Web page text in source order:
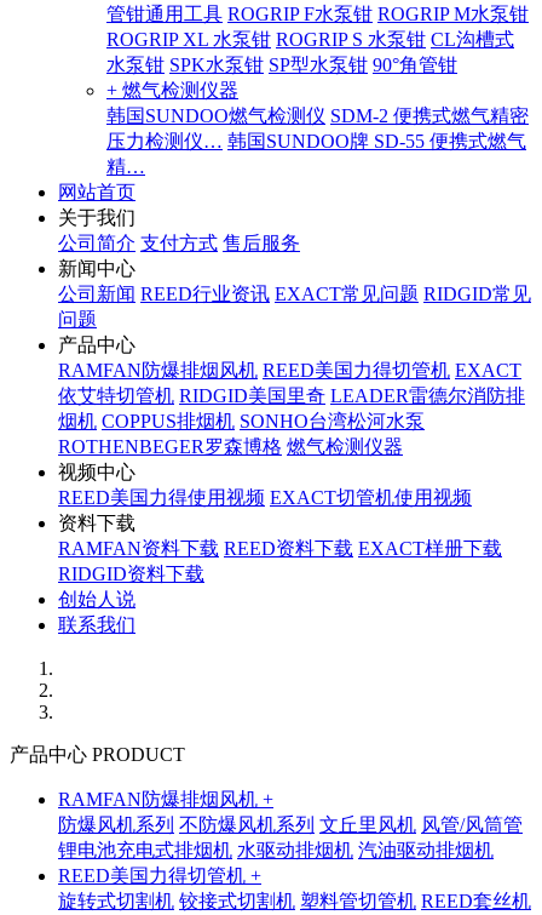
管钳通用工具 ROGRIP F水泵钳 ROGRIP M水泵钳
ROGRIP XL 水泵钳 ROGRIP S 水泵钳 CL沟槽式
水泵钳 SPK水泵钳 SP型水泵钳 90°角管钳
+ 燃气检测仪器
韩国SUNDOO燃气检测仪 SDM-2 便携式燃气精密
压力检测仪… 韩国SUNDOO牌 SD-55 便携式燃气
精…
网站首页
关于我们
公司简介 支付方式 售后服务
新闻中心
公司新闻 REED行业资讯 EXACT常见问题 RIDGID常见
问题
产品中心
RAMFAN防爆排烟风机 REED美国力得切管机 EXACT
依艾特切管机 RIDGID美国里奇 LEADER雷德尔消防排
烟机 COPPUS排烟机 SONHO台湾松河水泵
ROTHENBEGER罗森博格 燃气检测仪器
视频中心
REED美国力得使用视频 EXACT切管机使用视频
资料下载
RAMFAN资料下载 REED资料下载 EXACT样册下载
RIDGID资料下载
创始人说
联系我们
产品中心 PRODUCT
RAMFAN防爆排烟风机 +
防爆风机系列 不防爆风机系列 文丘里风机 风管/风筒管
锂电池充电式排烟机 水驱动排烟机 汽油驱动排烟机
REED美国力得切管机 +
旋转式切割机 铰接式切割机 塑料管切管机 REED套丝机